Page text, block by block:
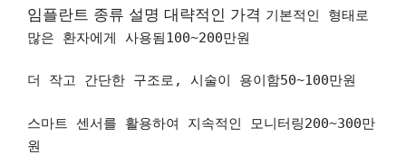
임플란트 종류 설명 대략적인 가격 기본적인 형태로
많은 환자에게 사용됨100~200만원
더 작고 간단한 구조로, 시술이 용이함50~100만원
스마트 센서를 활용하여 지속적인 모니터링200~300만
원